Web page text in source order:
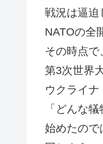
戦況は逼迫
NATOの全
その時点で
第3次世界
ウクライナ
「どんな
始めたので